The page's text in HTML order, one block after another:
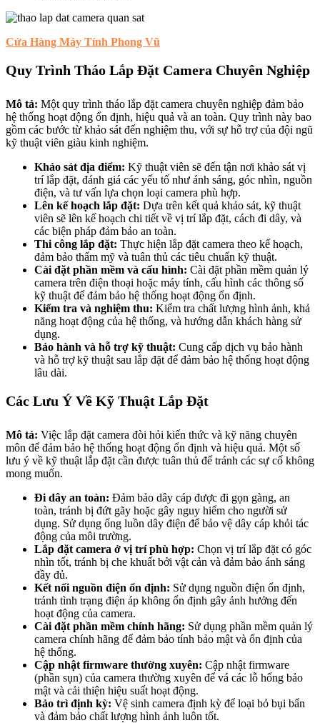
Cửa Hàng Máy Tính Phong Vũ
Quy Trình Tháo Lắp Đặt Camera Chuyên Nghiệp
Mô tả: Một quy trình tháo lắp đặt camera chuyên nghiệp đảm bảo
hệ thống hoạt động ổn định, hiệu quả và an toàn. Quy trình này bao
gồm các bước từ khảo sát đến nghiệm thu, với sự hỗ trợ của đội ngũ
kỹ thuật viên giàu kinh nghiệm.
Khảo sát địa điểm: Kỹ thuật viên sẽ đến tận nơi khảo sát vị
trí lắp đặt, đánh giá các yếu tố như ánh sáng, góc nhìn, nguồn
điện, và tư vấn lựa chọn loại camera phù hợp.
Lên kế hoạch lắp đặt: Dựa trên kết quả khảo sát, kỹ thuật
viên sẽ lên kế hoạch chi tiết về vị trí lắp đặt, cách đi dây, và
các biện pháp đảm bảo an toàn.
Thi công lắp đặt: Thực hiện lắp đặt camera theo kế hoạch,
đảm bảo thẩm mỹ và tuân thủ các tiêu chuẩn kỹ thuật.
Cài đặt phần mềm và cấu hình: Cài đặt phần mềm quản lý
camera trên điện thoại hoặc máy tính, cấu hình các thông số
kỹ thuật để đảm bảo hệ thống hoạt động ổn định.
Kiểm tra và nghiệm thu: Kiểm tra chất lượng hình ảnh, khả
năng hoạt động của hệ thống, và hướng dẫn khách hàng sử
dụng.
Bảo hành và hỗ trợ kỹ thuật: Cung cấp dịch vụ bảo hành
và hỗ trợ kỹ thuật sau lắp đặt để đảm bảo hệ thống hoạt động
lâu dài.
Các Lưu Ý Về Kỹ Thuật Lắp Đặt
Mô tả: Việc lắp đặt camera đòi hỏi kiến thức và kỹ năng chuyên
môn để đảm bảo hệ thống hoạt động ổn định và hiệu quả. Một số
lưu ý về kỹ thuật lắp đặt cần được tuân thủ để tránh các sự cố không
mong muốn.
Đi dây an toàn: Đảm bảo dây cáp được đi gọn gàng, an
toàn, tránh bị đứt gãy hoặc gây nguy hiểm cho người sử
dụng. Sử dụng ống luồn dây điện để bảo vệ dây cáp khỏi tác
động của môi trường.
Lắp đặt camera ở vị trí phù hợp: Chọn vị trí lắp đặt có góc
nhìn tốt, tránh bị che khuất bởi vật cản và đảm bảo ánh sáng
đầy đủ.
Kết nối nguồn điện ổn định: Sử dụng nguồn điện ổn định,
tránh tình trạng điện áp không ổn định gây ảnh hưởng đến
hoạt động của camera.
Cài đặt phần mềm chính hãng: Sử dụng phần mềm quản lý
camera chính hãng để đảm bảo tính bảo mật và ổn định của
hệ thống.
Cập nhật firmware thường xuyên: Cập nhật firmware
(phần sụn) của camera thường xuyên để vá các lỗ hổng bảo
mật và cải thiện hiệu suất hoạt động.
Bảo trì định kỳ: Vệ sinh camera định kỳ để loại bỏ bụi bẩn
và đảm bảo chất lượng hình ảnh luôn tốt.